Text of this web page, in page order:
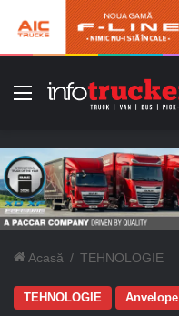
Meniu
Acasă / TEHNOLOGIE
TEHNOLOGIE Anvelope